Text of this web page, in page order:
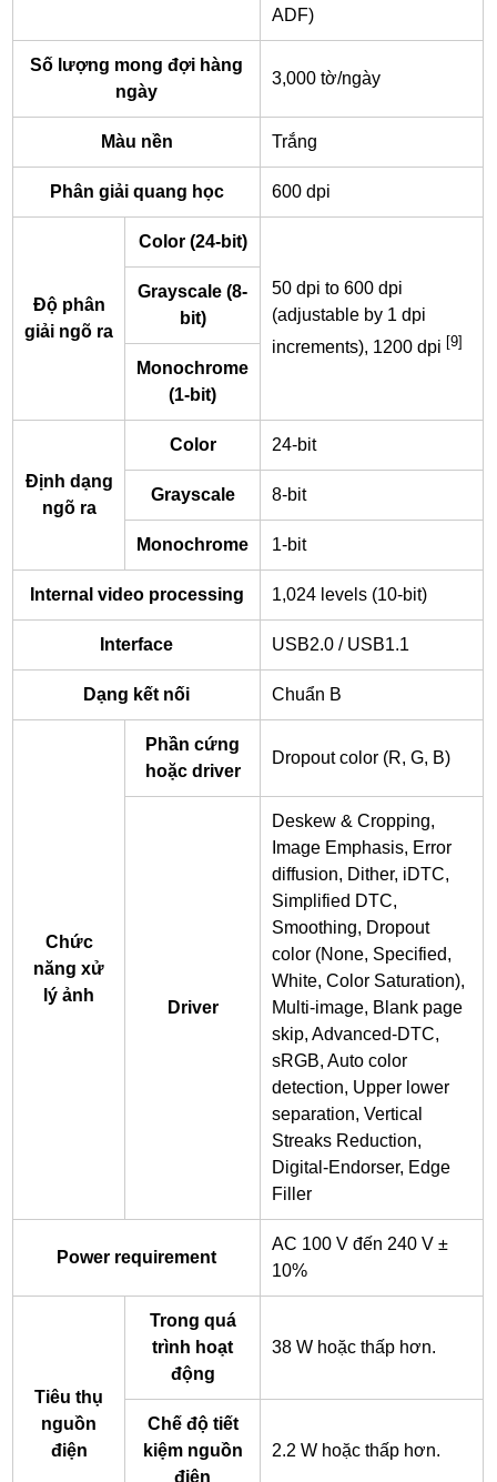
ADF)
Số lượng mong đợi hàng
ngày
3,000 tờ/ngày
Màu nền Trắng
Phân giải quang học 600 dpi
Độ phân
giải ngõ ra
Color (24-bit)
50 dpi to 600 dpi
(adjustable by 1 dpi
increments), 1200 dpi [9]
Grayscale (8-
bit)
Monochrome
(1-bit)
Định dạng
ngõ ra
Color 24-bit
Grayscale 8-bit
Monochrome 1-bit
Internal video processing 1,024 levels (10-bit)
Interface USB2.0 / USB1.1
Dạng kết nối Chuẩn B
Chức
năng xử
lý ảnh
Phần cứng
hoặc driver
Dropout color (R, G, B)
Driver
Deskew & Cropping,
Image Emphasis, Error
diffusion, Dither, iDTC,
Simplified DTC,
Smoothing, Dropout
color (None, Specified,
White, Color Saturation),
Multi-image, Blank page
skip, Advanced-DTC,
sRGB, Auto color
detection, Upper lower
separation, Vertical
Streaks Reduction,
Digital-Endorser, Edge
Filler
Power requirement
AC 100 V đến 240 V ±
10%
Tiêu thụ
nguồn
điện
Trong quá
trình hoạt
động
38 W hoặc thấp hơn.
Chế độ tiết
kiệm nguồn
điện
2.2 W hoặc thấp hơn.